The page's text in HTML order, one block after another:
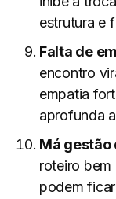
estrutura e
Falta de
encontro
empatia
aprofunda
Má gestão
roteiro
podem